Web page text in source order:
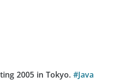
2005 in Tokyo. #Java